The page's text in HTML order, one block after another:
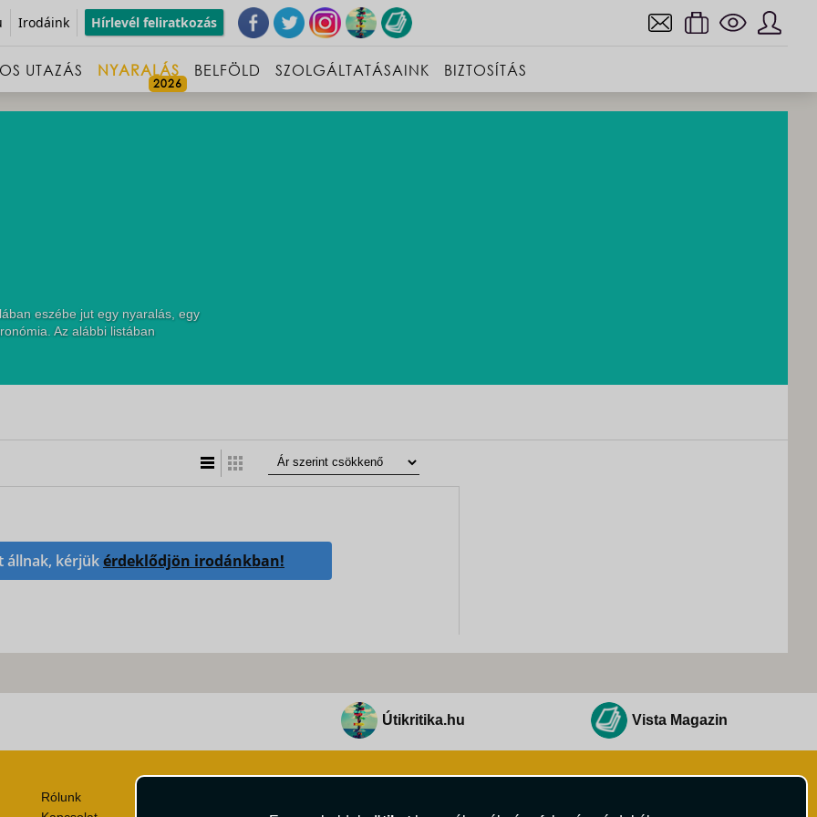
Irodáink Hírlevél feliratkozás
UTAZÁS NYARALÁS BELFÖLD SZOLGÁLTATÁSAINK BIZTOSÍTÁS
eszébe jut egy nyaralás, egy
Az alábbi listában
állnak, kérjükérdeklődjön irodánkban!
Útikritika.hu Vista Magazin
Rólunk